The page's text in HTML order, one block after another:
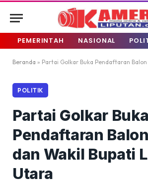
PEMERINTAH NASIONAL
Beranda » Partai Golkar Buka Pendaftaran Balon Bupati
POLITIK
Partai Golkar Buka
Pendaftaran
dan Wakil Bupati
Utara